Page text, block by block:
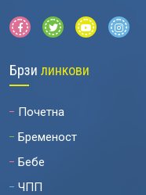
Брзи линкови
Почетна
Бременост
Бебе
ЧПП